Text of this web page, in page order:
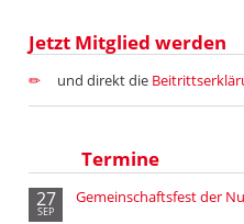
Jetzt Mitglied werden
und direkt die
Termine
27
SEP
Gemeinschaftsfest der